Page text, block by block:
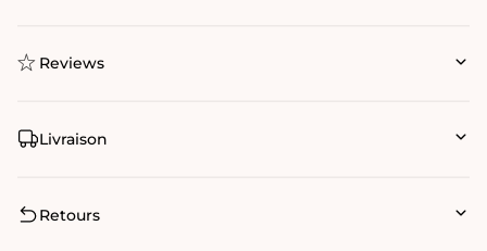
Reviews
Livraison
Retours